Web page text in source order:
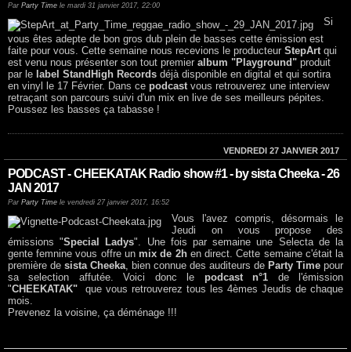
Par Party Time le mardi 31 janvier 2017, 22:00
Si
vous êtes adepte de bon gros dub plein de basses cette émission est
faite pour vous. Cette semaine nous recevions le producteur StepArtqui
est venu nous présenter son tout premier album "Playground" produit
par le label StandHigh Records déjà disponible en digital et qui sortira
en vinyl le 17 Février. Dans ce podcastvous retrouverez une interview
retraçant son parcours suivi d'un mix en live de ses meilleurs pépites.
Poussez les basses ça tabasse !
VENDREDI 27 JANVIER 2017
PODCAST - CHEEKATAK Radio show #1 - by sista Cheeka - 26
JAN 2017
Par Party Time le vendredi 27 janvier 2017, 16:52
Vous l'avez compris, désormais le
Jeudi on vous propose des
émissions "Special Ladys". Une fois par semaine une Selecta de la
gente femnine vous offre unmix de 2hen direct. Cette semaine c'était la
première de sista Cheeka, bien connue des auditeurs de Party Time pour
sa selection affutée. Voici donc le podcast n°1 de l'émission
"CHEEKATAK" que vous retrouverez tous les 4èmes Jeudis de chaque
mois.
Prevenez la voisine, ça déménage !!!